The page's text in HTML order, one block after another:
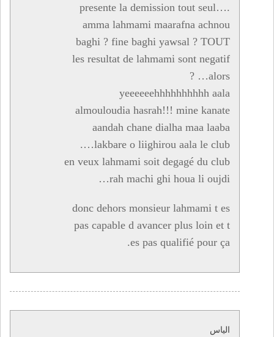
presente la demission tout seul….
amma lahmami maarafna achnou
baghi ? fine baghi yawsal ? TOUT
les resultat de lahmami sont negatif
alors… ?
yeeeeeehhhhhhhhhh aala
almouloudia hasrah!!! mine kanate
aandah chane dialha maa laaba
lakbare o liighirou aala le club….
en veux lahmami soit degagé du club
rah machi ghi houa li oujdi…
donc dehors monsieur lahmami t es
pas capable d avancer plus loin et t
es pas qualifié pour ça.
الياس